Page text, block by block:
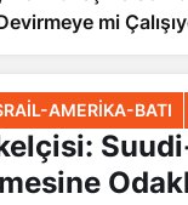
mi
AMERİKA-BATI